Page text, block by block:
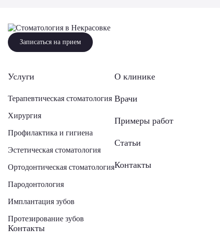
Записаться на прием
Услуги
Терапевтическая стоматология
Хирургия
Профилактика и гигиена
Эстетическая стоматология
Ортодонтическая стоматология
Пародонтология
Имплантация зубов
Протезирование зубов
О клинике
Врачи
Примеры работ
Статьи
Контакты
Контакты